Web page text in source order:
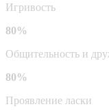
Игривость
80%
Общительность и
80%
Проявление ласки